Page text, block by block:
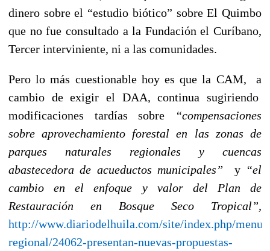
dinero sobre el “estudio biótico” sobre El Quimbo
que no fue consultado a la Fundación el Curíbano,
Tercer interviniente, ni a las comunidades.
Pero lo más cuestionable hoy es que la CAM, a
cambio de exigir el DAA, continua sugiriendo
modificaciones tardías sobre
“compensaciones
sobre aprovechamiento forestal en las zonas de
parques naturales regionales y cuencas
abastecedora de acueductos municipales” y“el
cambio en el
enfoque y valor del Plan de
Restauración en Bosque Seco Tropical”,
http://www.diariodelhuila.com/site/index.php/menu-
regional/24062-presentan-nuevas-propuestas-